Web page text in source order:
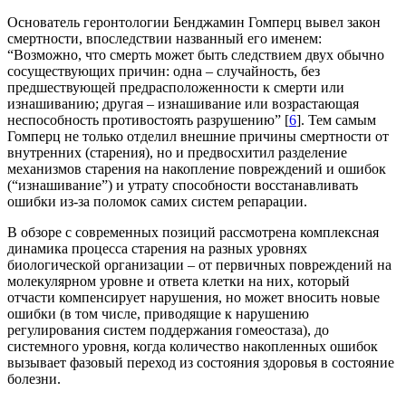
Основатель геронтологии Бенджамин Гомперц вывел закон
смертности, впоследствии названный его именем:
“Возможно, что смерть может быть следствием двух обычно
сосуществующих причин: одна – случайность, без
предшествующей предрасположенности к смерти или
изнашиванию; другая – изнашивание или возрастающая
неспособность противостоять разрушению” [6]. Тем самым
Гомперц не только отделил внешние причины смертности от
внутренних (старения), но и предвосхитил разделение
механизмов старения на накопление повреждений и ошибок
(“изнашивание”) и утрату способности восстанавливать
ошибки из-за поломок самих систем репарации.
В обзоре с современных позиций рассмотрена комплексная
динамика процесса старения на разных уровнях
биологической организации – от первичных повреждений на
молекулярном уровне и ответа клетки на них, который
отчасти компенсирует нарушения, но может вносить новые
ошибки (в том числе, приводящие к нарушению
регулирования систем поддержания гомеостаза), до
системного уровня, когда количество накопленных ошибок
вызывает фазовый переход из состояния здоровья в состояние
болезни.